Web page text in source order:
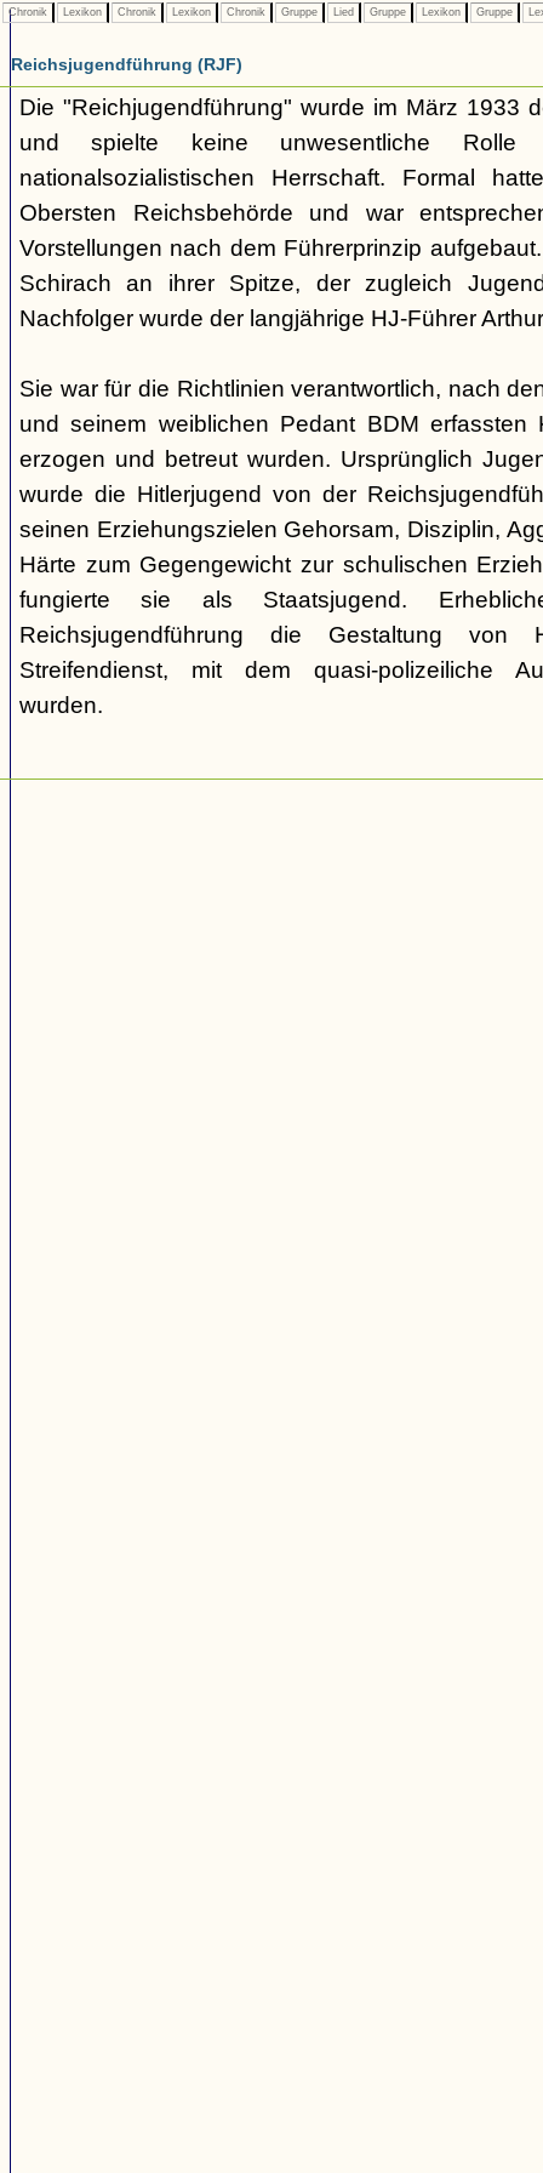
Chronik Lexikon Chronik Lexikon Chronik Gruppe Lied Gruppe Lexikon Gruppe
Reichsjugendführung (RJF)
Die "Reichjugendführung" wurde im März 1933
und spielte keine unwesentliche Rolle
nationalsozialistischen Herrschaft. Formal
Obersten Reichsbehörde und war
Vorstellungen nach dem Führerprinzip
Schirach an ihrer Spitze, der zugleich
Nachfolger wurde der langjährige HJ-Führer
Sie war für die Richtlinien verantwortlich, nach
und seinem weiblichen Pedant BDM erfassten
erzogen und betreut wurden. Ursprünglich
wurde die Hitlerjugend von der
seinen Erziehungszielen Gehorsam, Disziplin,
Härte zum Gegengewicht zur schulischen
fungierte sie als Staatsjugend.
Reichsjugendführung die Gestaltung von
Streifendienst, mit dem quasi-polizeiliche
wurden.